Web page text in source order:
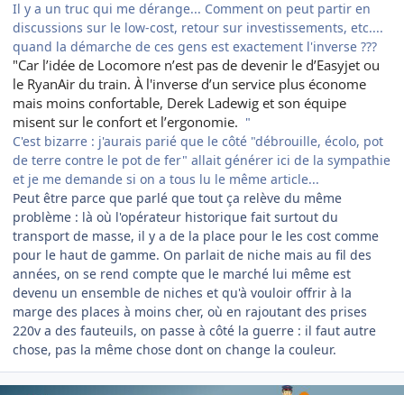
Il y a un truc qui me dérange... Comment on peut partir en
discussions sur le low-cost, retour sur investissements, etc....
quand la démarche de ces gens est exactement l'inverse ???
"Car l’idée de Locomore n’est pas de devenir le d’Easyjet ou
le RyanAir du train. À l'inverse d’un service plus économe
mais moins confortable, Derek Ladewig et son équipe
misent sur le confort et l’ergonomie. "
C'est bizarre : j'aurais parié que le côté "débrouille, écolo, pot
de terre contre le pot de fer" allait générer ici de la sympathie
et je me demande si on a tous lu le même article...
Peut être parce que parlé que tout ça relève du même
problème : là où l'opérateur historique fait surtout du
transport de masse, il y a de la place pour le les cost comme
pour le haut de gamme. On parlait de niche mais au fil des
années, on se rend compte que le marché lui même est
devenu un ensemble de niches et qu'à vouloir offrir à la
marge des places à moins cher, où en rajoutant des prises
220v a des fauteuils, on passe à côté la guerre : il faut autre
chose, pas la même chose dont on change la couleur.